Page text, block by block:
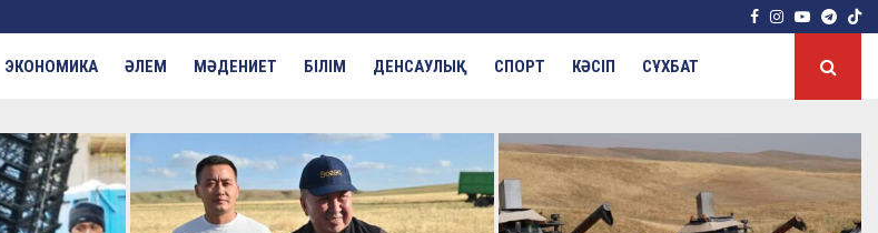
Facebook
Instagram
Youtube
ЭКОНОМИКА ӘЛЕМ МӘДЕНИЕТ БІЛІМ ДЕНСАУЛЫҚ СПОРТ КӘСІП СҰХБАТ